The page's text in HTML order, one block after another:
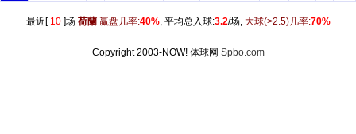
最近[ 10]场 荷蘭赢盘几率:40%, 平均总入球:3.2/场, 大球(>2.5)几率:70%
Copyright 2003-NOW! 体球网 Spbo.com